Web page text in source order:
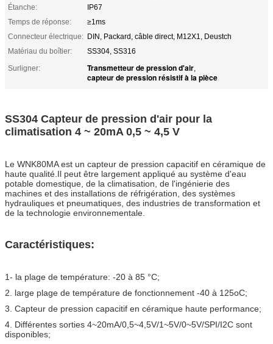
Étanche:
IP67
Temps de réponse:
≥1ms
Connecteur électrique: DIN, Packard, câble direct, M12X1, Deustch
Matériau du boîtier:
SS304, SS316
Surligner:
Transmetteur de pression d'air,
capteur de pression résistif à la pièce
SS304 Capteur de pression d'air pour la
climatisation 4 ~ 20mA 0,5 ~ 4,5 V
Le WNK80MA est un capteur de pression capacitif en céramique de
haute qualité.Il peut être largement appliqué au système d'eau
potable domestique, de la climatisation, de l'ingénierie des
machines et des installations de réfrigération, des systèmes
hydrauliques et pneumatiques, des industries de transformation et
de la technologie environnementale.
Caractéristiques:
1- la plage de température: -20 à 85 °C;
2. large plage de température de fonctionnement -40 à 125oC;
3. Capteur de pression capacitif en céramique haute performance;
4. Différentes sorties 4~20mA/0,5~4,5V/1~5V/0~5V/SPI/I2C sont
disponibles;